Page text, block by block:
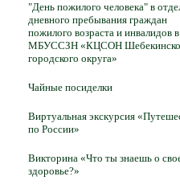
"День пожилого человека" в
дневного пребывания граждан
пожилого возраста и инвалидов в
МБУССЗН «КЦСОН
городского округа»
Чайные посиделки
Виртуальная экскурсия
по России»
Викторина «Что ты знаешь о
здоровье?»